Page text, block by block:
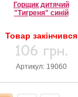
Горщик дитячий
"Тигреня" синій
Товар закінчився
106 грн.
Артикул: 19060